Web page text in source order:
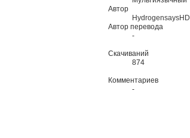
Автор
Автор перевода
-
Скачиваний
874
Комментариев
-